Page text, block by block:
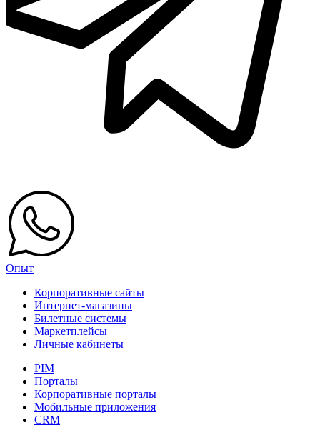
Опыт
Корпоративные сайты
Интернет-магазины
Билетные системы
Маркетплейсы
Личные кабинеты
PIM
Порталы
Корпоративные порталы
Мобильные приложения
CRM